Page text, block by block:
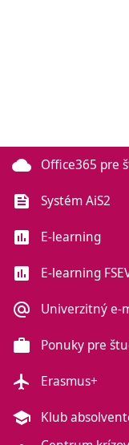
cloud Office365 pre
feed Systém AiS2
poll E-learning
poll E-learning
alternate_email Univerzitný e-
work Ponuky pre
flight Erasmus+
school Klub